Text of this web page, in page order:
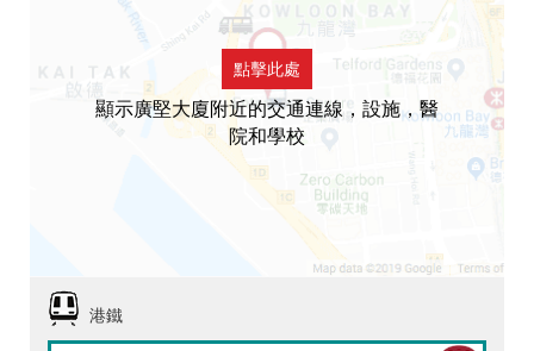
點擊此處
顯示廣堅大廈附近的交通連線，設施，醫
院和學校
港鐵